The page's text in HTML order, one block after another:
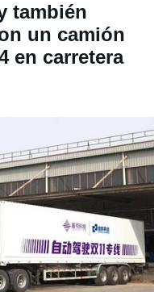
también
un camión
en carretera